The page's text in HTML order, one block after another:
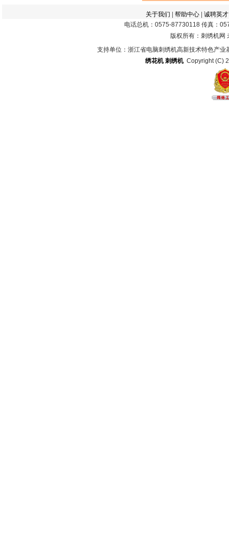
关于我们 帮助中心| 诚聘英才
电话总机：0575-87730118 传真：
版权所有：刺绣机网
支持单位：浙江省电脑刺绣机高新技术特色产
绣花机 刺绣机Copyright (C)